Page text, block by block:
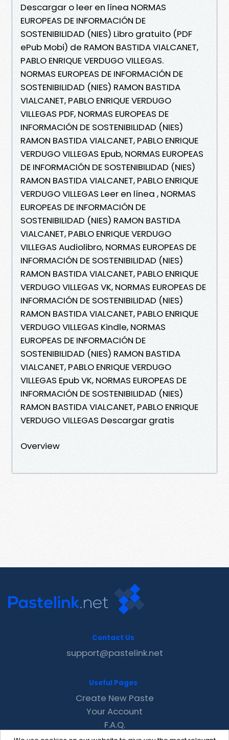
Descargar o leer en línea NORMAS
EUROPEAS DE INFORMACIÓN DE
SOSTENIBILIDAD (NIES) Libro gratuito (PDF
ePub Mobi) de RAMON BASTIDA VIALCANET,
PABLO ENRIQUE VERDUGO VILLEGAS.
NORMAS EUROPEAS DE INFORMACIÓN DE
SOSTENIBILIDAD (NIES) RAMON BASTIDA
VIALCANET, PABLO ENRIQUE VERDUGO
VILLEGAS PDF, NORMAS EUROPEAS DE
INFORMACIÓN DE SOSTENIBILIDAD (NIES)
RAMON BASTIDA VIALCANET, PABLO ENRIQUE
VERDUGO VILLEGAS Epub, NORMAS EUROPEAS
DE INFORMACIÓN DE SOSTENIBILIDAD (NIES)
RAMON BASTIDA VIALCANET, PABLO ENRIQUE
VERDUGO VILLEGAS Leer en línea , NORMAS
EUROPEAS DE INFORMACIÓN DE
SOSTENIBILIDAD (NIES) RAMON BASTIDA
VIALCANET, PABLO ENRIQUE VERDUGO
VILLEGAS Audiolibro, NORMAS EUROPEAS DE
INFORMACIÓN DE SOSTENIBILIDAD (NIES)
RAMON BASTIDA VIALCANET, PABLO ENRIQUE
VERDUGO VILLEGAS VK, NORMAS EUROPEAS DE
INFORMACIÓN DE SOSTENIBILIDAD (NIES)
RAMON BASTIDA VIALCANET, PABLO ENRIQUE
VERDUGO VILLEGAS Kindle, NORMAS
EUROPEAS DE INFORMACIÓN DE
SOSTENIBILIDAD (NIES) RAMON BASTIDA
VIALCANET, PABLO ENRIQUE VERDUGO
VILLEGAS Epub VK, NORMAS EUROPEAS DE
INFORMACIÓN DE SOSTENIBILIDAD (NIES)
RAMON BASTIDA VIALCANET, PABLO ENRIQUE
VERDUGO VILLEGAS Descargar gratis
Overview
Contact Us
support@pastelink.net
Useful Pages
Create New Paste
Your Account
F.A.Q.